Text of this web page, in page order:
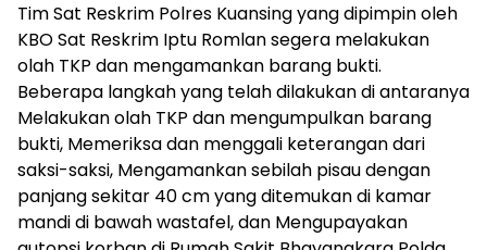
Tim Sat Reskrim Polres Kuansing yang dipimpin oleh
KBO Sat Reskrim Iptu Romlan segera melakukan
olah TKP dan mengamankan barang bukti.
Beberapa langkah yang telah dilakukan di antaranya
Melakukan olah TKP dan mengumpulkan barang
bukti, Memeriksa dan menggali keterangan dari
saksi-saksi, Mengamankan sebilah pisau dengan
panjang sekitar 40 cm yang ditemukan di kamar
mandi di bawah wastafel, dan Mengupayakan